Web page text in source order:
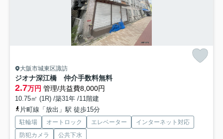
大阪市城東区諏訪
ジオナ深江橋 仲介手数料無料
2.7万円 管理/共益費8,000円
10.75㎡ (1R) /築31年 /11階建
片町線「放出」駅 徒歩15分
駐輪場 オートロック エレベーター
インターネット対応
防犯カメラ
公共下水